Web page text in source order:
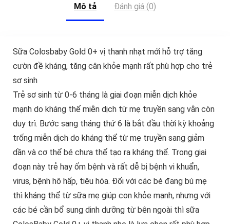
Mô tả Đánh giá (0)
Sữa Colosbaby Gold 0+ vị thanh nhạt mới hỗ trợ tăng
cườn đề kháng, tăng cân khỏe mạnh rất phù hợp cho trẻ
sơ sinh
Trẻ sơ sinh từ 0-6 tháng là giai đoạn miễn dịch khỏe
mạnh do kháng thể miễn dịch từ mẹ truyền sang vẫn còn
duy trì. Bước sang tháng thứ 6 là bắt đầu thời kỳ khoảng
trống miễn dịch do kháng thể từ mẹ truyền sang giảm
dần và cơ thể bé chưa thể tạo ra kháng thể. Trong giai
đoạn này trẻ hay ốm bệnh và rất dễ bị bệnh vi khuẩn,
virus, bệnh hô hấp, tiêu hóa. Đối với các bé đang bú mẹ
thì kháng thể từ sữa mẹ giúp con khỏe mạnh, nhưng với
các bé cần bổ sung dinh dưỡng từ bên ngoài thì sữa